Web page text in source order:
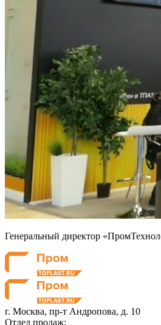
Генеральный директор
г. Москва, пр-т Андропова, д. 10
Отдел продаж: